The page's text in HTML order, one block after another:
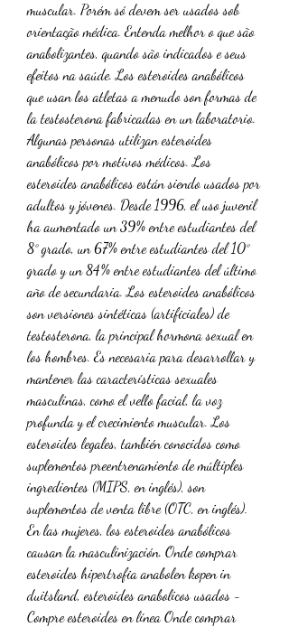
muscular. Porém só devem ser usados sob
orientação médica. Entenda melhor o que são
anabolizantes, quando são indicados e seus
efeitos na saúde. Los esteroides anabólicos
que usan los atletas a menudo son formas de
la testosterona fabricadas en un laboratorio.
Algunas personas utilizan esteroides
anabólicos por motivos médicos. Los
esteroides anabólicos están siendo usados por
adultos y jóvenes. Desde 1996, el uso juvenil
ha aumentado un 39% entre estudiantes del
8° grado, un 67% entre estudiantes del 10°
grado y un 84% entre estudiantes del último
año de secundaria. Los esteroides anabólicos
son versiones sintéticas (artificiales) de
testosterona, la principal hormona sexual en
los hombres. Es necesaria para desarrollar y
mantener las características sexuales
masculinas, como el vello facial, la voz
profunda y el crecimiento muscular. Los
esteroides legales, también conocidos como
suplementos preentrenamiento de múltiples
ingredientes (MIPS, en inglés), son
suplementos de venta libre (OTC, en inglés).
En las mujeres, los esteroides anabólicos
causan la masculinización. Onde comprar
esteroides hipertrofia anabolen kopen in
duitsland, esteroides anabolicos usados -
Compre esteroides en línea Onde comprar